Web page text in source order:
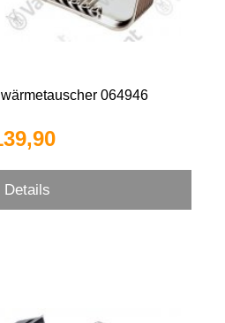
064946

Details